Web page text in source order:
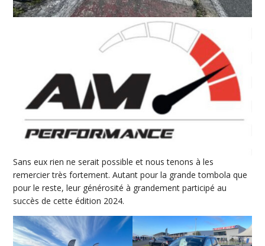
Sans eux rien ne serait possible et nous tenons à les
remercier très fortement. Autant pour la grande tombola que
pour le reste, leur générosité à grandement participé au
succès de cette édition 2024.